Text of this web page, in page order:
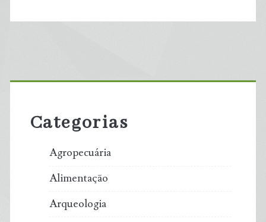
10
Primary
Categorias
Agropecuária
Alimentação
Arqueologia